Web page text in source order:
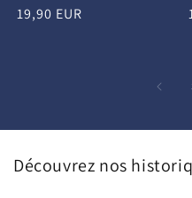
Prix
19,90 EUR
Découvrez nos